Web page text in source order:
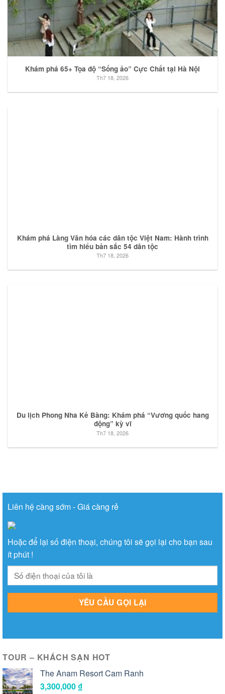
Khám phá 65+ Tọa độ “Sống ảo” Cực Chất tại Hà Nội
Th7 18, 2026
Khám phá Làng Văn hóa các dân tộc Việt Nam: Hành trình
tìm hiểu bản sắc 54 dân tộc
Th7 18, 2026
Du lịch Phong Nha Kẻ Bàng: Khám phá “Vương quốc hang
động” kỳ vĩ
Th7 18, 2026
Liên hệ càng sớm - Giá càng rẻ
Hoặc để lại số điện thoại, chúng tôi sẽ gọi lại cho bạn sau
ít phút !
TOUR – KHÁCH SẠN HOT
The Anam Resort Cam Ranh
3,300,000 ₫